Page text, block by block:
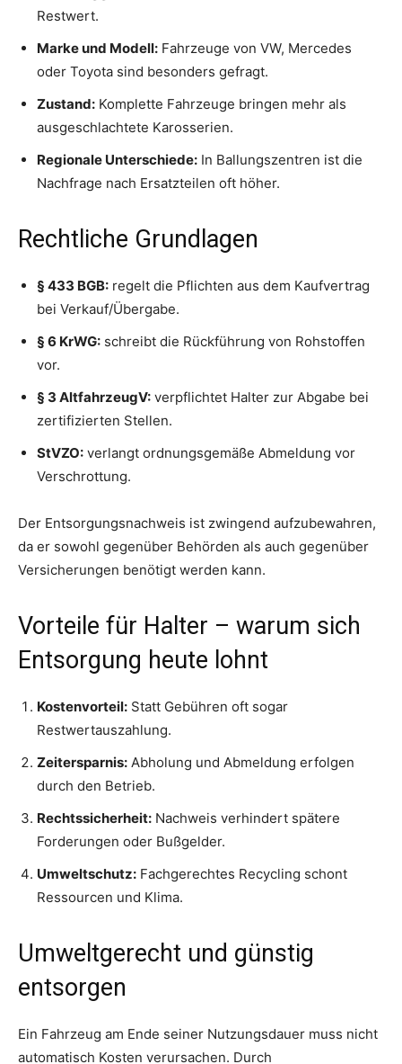
Restwert.
Marke und Modell: Fahrzeuge von VW, Mercedes
oder Toyota sind besonders gefragt.
Zustand: Komplette Fahrzeuge bringen mehr als
ausgeschlachtete Karosserien.
Regionale Unterschiede: In Ballungszentren ist die
Nachfrage nach Ersatzteilen oft höher.
Rechtliche Grundlagen
§ 433 BGB: regelt die Pflichten aus dem Kaufvertrag
bei Verkauf/Übergabe.
§ 6 KrWG: schreibt die Rückführung von Rohstoffen
vor.
§ 3 AltfahrzeugV: verpflichtet Halter zur Abgabe bei
zertifizierten Stellen.
StVZO: verlangt ordnungsgemäße Abmeldung vor
Verschrottung.
Der Entsorgungsnachweis ist zwingend aufzubewahren,
da er sowohl gegenüber Behörden als auch gegenüber
Versicherungen benötigt werden kann.
Vorteile für Halter – warum sich
Entsorgung heute lohnt
Kostenvorteil: Statt Gebühren oft sogar
Restwertauszahlung.
Zeitersparnis: Abholung und Abmeldung erfolgen
durch den Betrieb.
Rechtssicherheit: Nachweis verhindert spätere
Forderungen oder Bußgelder.
Umweltschutz: Fachgerechtes Recycling schont
Ressourcen und Klima.
Umweltgerecht und günstig
entsorgen
Ein Fahrzeug am Ende seiner Nutzungsdauer muss nicht
automatisch Kosten verursachen. Durch